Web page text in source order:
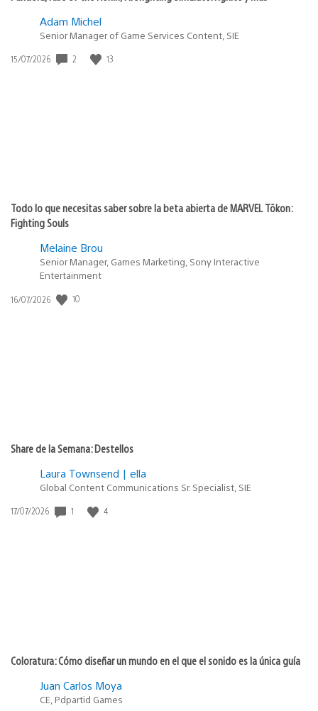
Adam Michel
Senior Manager of Game Services Content, SIE
Fecha
15/07/2026 2 13
Todo lo que necesitas saber sobre la beta abierta de MARVEL Tōkon:
Fighting Souls
Melaine Brou
Senior Manager, Games Marketing, Sony Interactive
Entertainment
Fecha
16/07/2026 10
Share de la Semana: Destellos
Laura Townsend | ella
Global Content Communications Sr. Specialist, SIE
Fecha
17/07/2026 1 4
Coloratura: Cómo diseñar un mundo en el que el sonido es la única guía
Juan Carlos Moya
CE, Pdpartid Games